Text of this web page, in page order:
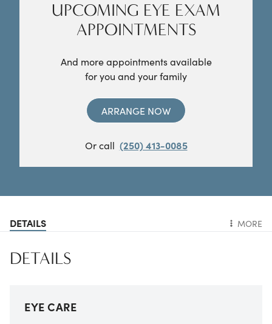
UPCOMING EYE EXAM
APPOINTMENTS
And more appointments available
for you and your family
ARRANGE NOW
Or call (250) 413-0085
DETAILS MORE
DETAILS
EYE CARE